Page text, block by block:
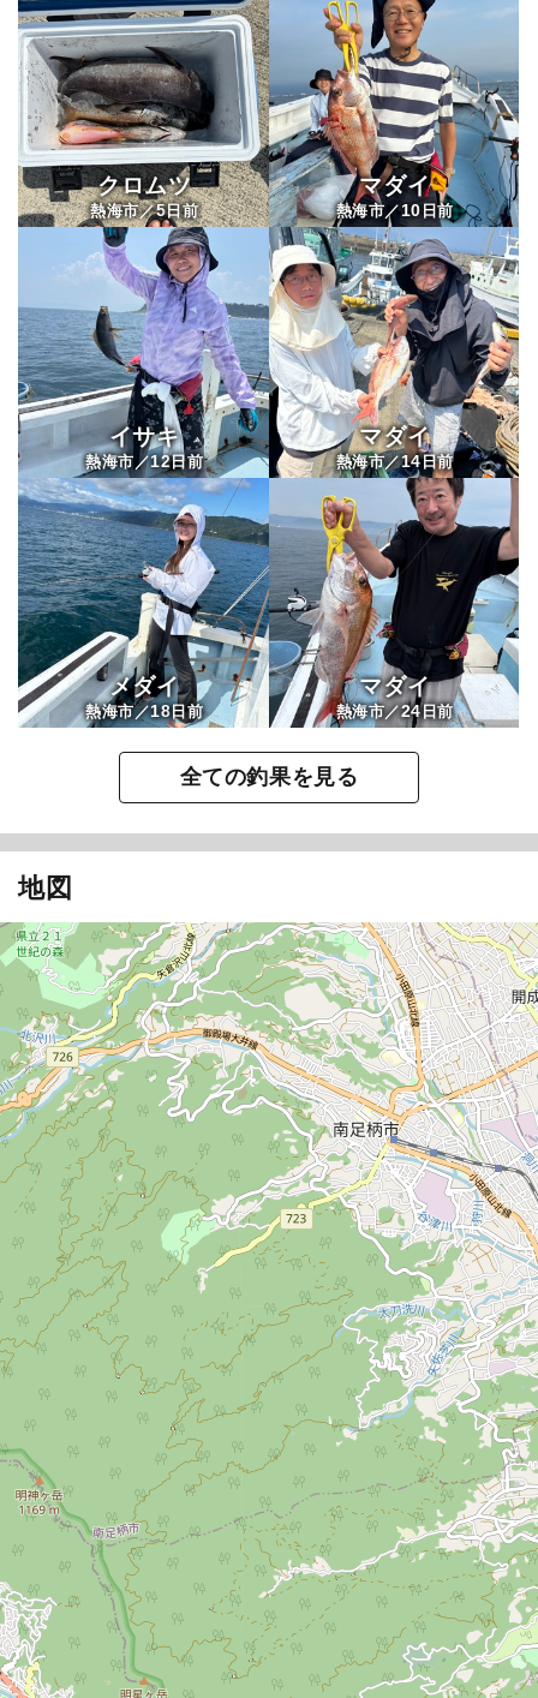
クロムツ
熱海市／5日前
マダイ
熱海市／10 日前
イサキ
熱海市／12日前
マダイ
熱海市／14日前
メダイ
熱海市／18日前
マダイ
熱海市／24日前
全ての釣果を見る
地図